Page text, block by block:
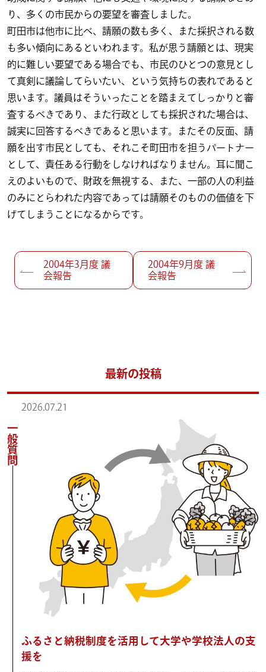
り、多くの市民からの要望を審査しました。
町田市は他市に比べ、請願の数も多く、また採択される数
も多い傾向にあるといわれます。私が思う請願とは、現実
的に難しい要望である場合でも、市民のひとつの意見とし
て真剣に議論してらいたい、という気持ちの表れであると
思います。議員はそういったことを踏まえてしっかりと審
査するべきであり、また行政としても採択された場合は、
誠実に回答するべきであると思います。またその反面、請
願を出す市民としても、それこそ町田市を担うパートナー
として、責任ある行動をしなければなりません。耳に聞こ
えのよいもので、財政を無視する、また、一部の人の利益
のみにとらわれた内容であっては請願そのものの価値を下
げてしまうことになるからです。
投稿ナビゲーション
2004年3月度 議
会報告
2004年9月度 議
会報告
最新の投稿
2026.07.21
一般質問
ふるさと納税制度を活用して大学や学校法人の支
援を